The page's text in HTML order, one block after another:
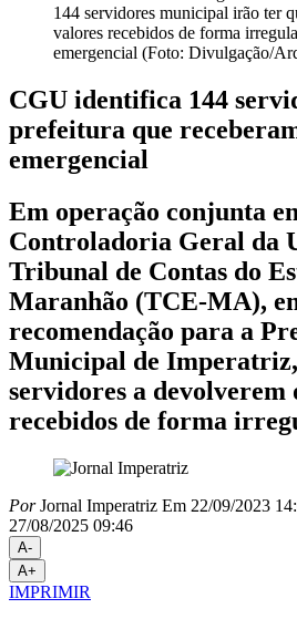
144 servidores municipal irão ter
valores recebidos de forma
emergencial (Foto: Divulgação/
CGU identifica 144
prefeitura que
emergencial
Em operação conjunta
Controladoria Geral da
Tribunal de Contas do
Maranhão (TCE-MA),
recomendação para a
Municipal de
servidores a devolverem
recebidos de forma
PorJornal Imperatriz Em 22/09/2023
27/08/2025 09:46
A-
A+
IMPRIMIR